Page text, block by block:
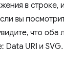
в строке,
вы
что оба
Data URI и SVG.